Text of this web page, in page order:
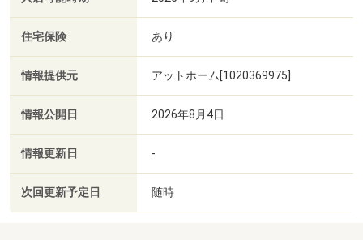
住宅保険 あり
情報提供元 アットホーム[1020369975]
情報公開日 2026年8月4日
情報更新日 -
次回更新予定日 随時